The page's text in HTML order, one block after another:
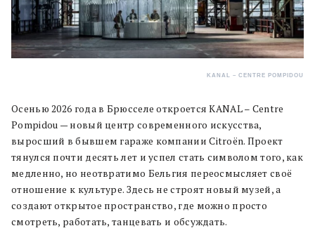
KANAL – CENTRE POMPIDOU
Осенью 2026 года в Брюсселе откроется KANAL – Centre
Pompidou — новый центр современного искусства,
выросший в бывшем гараже компании Citroën. Проект
тянулся почти десять лет и успел стать символом того, как
медленно, но неотвратимо Бельгия переосмысляет своё
отношение к культуре. Здесь не строят новый музей, а
создают открытое пространство, где можно просто
смотреть, работать, танцевать и обсуждать.